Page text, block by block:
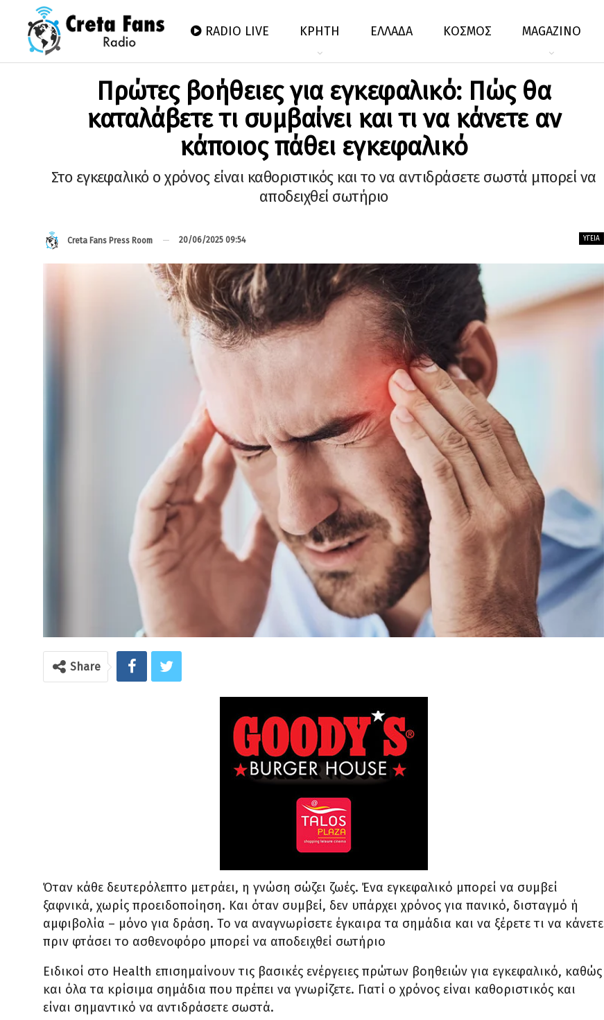
RADIO LIVE ΚΡΗΤΗ ΕΛΛΑΔΑ ΚΟΣΜΟΣ MAGAZINO
Πρώτες βοήθειες για εγκεφαλικό: Πώς θα
καταλάβετε τι συμβαίνει και τι να κάνετε αν
κάποιος πάθει εγκεφαλικό
Στο εγκεφαλικό ο χρόνος είναι καθοριστικός και το να αντιδράσετε σωστά μπορεί να
αποδειχθεί σωτήριο
ΥΓΕΊΑ
Creta Fans Press Room 20/06/2025 09:54
Share
Όταν κάθε δευτερόλεπτο μετράει, η γνώση σώζει ζωές. Ένα εγκεφαλικό μπορεί να συμβεί
ξαφνικά, χωρίς προειδοποίηση. Και όταν συμβεί, δεν υπάρχει χρόνος για πανικό, δισταγμό ή
αμφιβολία – μόνο για δράση. Το να αναγνωρίσετε έγκαιρα τα σημάδια και να ξέρετε τι να κάνετε
πριν φτάσει το ασθενοφόρο μπορεί να αποδειχθεί σωτήριο
Ειδικοί στο Health επισημαίνουν τις βασικές ενέργειες πρώτων βοηθειών για εγκεφαλικό, καθώς
και όλα τα κρίσιμα σημάδια που πρέπει να γνωρίζετε. Γιατί ο χρόνος είναι καθοριστικός και
είναι σημαντικό να αντιδράσετε σωστά.